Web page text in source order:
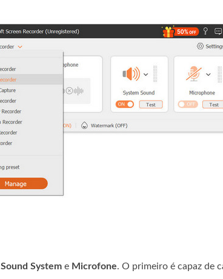
Sound System e Microfone. O primeiro é capaz de